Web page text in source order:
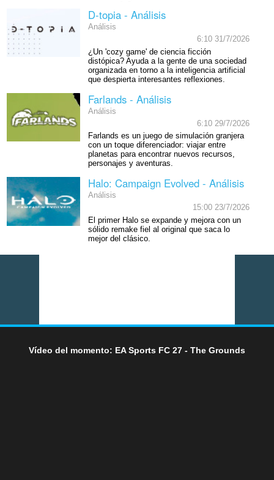
D-topia - Análisis
Análisis
6:10 31/7/2026
¿Un 'cozy game' de ciencia ficción
distópica? Ayuda a la gente de una sociedad
organizada en torno a la inteligencia artificial
que despierta interesantes reflexiones.
Farlands - Análisis
Análisis
6:10 29/7/2026
Farlands es un juego de simulación granjera
con un toque diferenciador: viajar entre
planetas para encontrar nuevos recursos,
personajes y aventuras.
Halo: Campaign Evolved - Análisis
Análisis
15:00 23/7/2026
El primer Halo se expande y mejora con un
sólido remake fiel al original que saca lo
mejor del clásico.
Vídeo del momento: EA Sports FC 27 - The Grounds